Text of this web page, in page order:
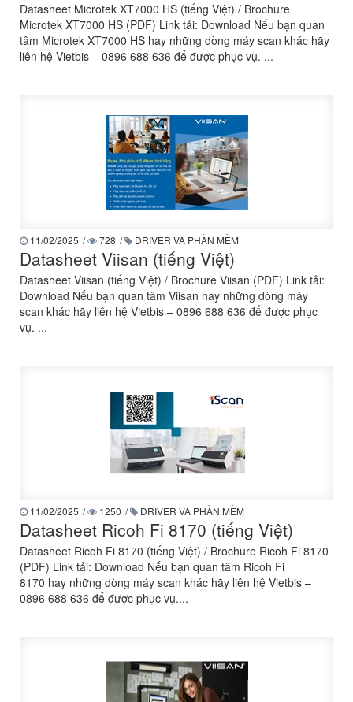
Datasheet Microtek XT7000 HS (tiếng Việt) / Brochure
Microtek XT7000 HS (PDF) Link tải: Download Nếu bạn quan
tâm Microtek XT7000 HS hay những dòng máy scan khác hãy
liên hệ Vietbis – 0896 688 636 để được phục vụ. ...
11/02/2025 / 728 / DRIVER VÀ PHẦN MỀM
Datasheet Viisan (tiếng Việt)
Datasheet Viisan (tiếng Việt) / Brochure Viisan (PDF) Link tải:
Download Nếu bạn quan tâm Viisan hay những dòng máy
scan khác hãy liên hệ Vietbis – 0896 688 636 để được phục
vụ. ...
11/02/2025 / 1250 / DRIVER VÀ PHẦN MỀM
Datasheet Ricoh Fi 8170 (tiếng Việt)
Datasheet Ricoh Fi 8170 (tiếng Việt) / Brochure Ricoh Fi 8170
(PDF) Link tải: Download Nếu bạn quan tâm Ricoh Fi
8170 hay những dòng máy scan khác hãy liên hệ Vietbis –
0896 688 636 để được phục vụ....